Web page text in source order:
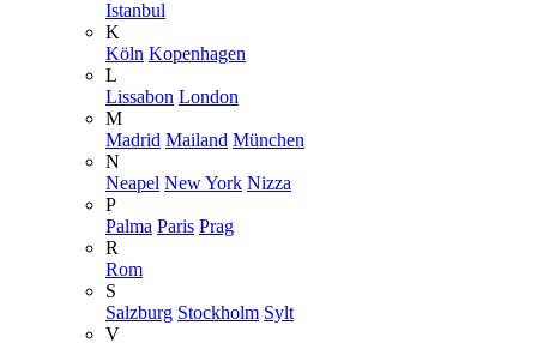
Istanbul
K
Köln Kopenhagen
L
Lissabon London
M
Madrid Mailand München
N
Neapel New York Nizza
P
Palma Paris Prag
R
Rom
S
Salzburg Stockholm Sylt
V